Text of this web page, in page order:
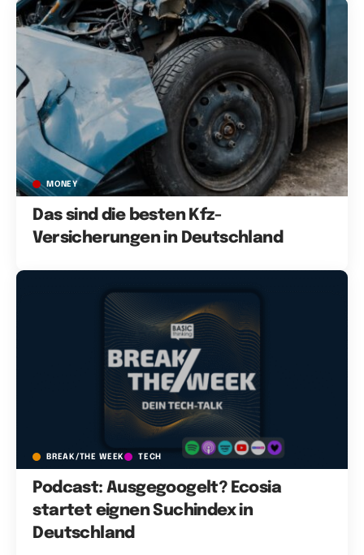
MONEY
Das sind die besten Kfz-
Versicherungen in Deutschland
BREAK/THE WEEK TECH
Podcast: Ausgegoogelt? Ecosia
startet eignen Suchindex in
Deutschland